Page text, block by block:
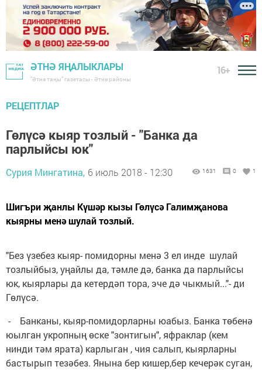
ӘТНӘ ЯҢАЛЫКЛАРЫ
"Әтнә таңы" газетасы - Әтнә районы
16+
РЕЦЕПТЛАР
Гөлүсә кыяр тозлый - "Банка да
парлыйсы юк"
Сурия Мингатина, 6 июль 2018 - 12:30 1631 0 1
Шигъри җанлы Күшәр кызы Гөлүсә Галимҗанова
кыярны менә шулай тозлый.
"Без үзебез кыяр- помидорны менә 3 ел инде шулай
тозлыйбыз, уңайлы да, тәмле дә, банка да парлыйсы
юк, кыярлары да кетердәп тора, эче дә чыкмый..."- ди
Гөлүсә.
- Банканы, кыяр-помидорларны юабыз. Банка төбенә
юылган укропның өске "зонтигын", яфраклар (кем
нинди тәм ярата) карлыган , чия салып, кыярларны
бастырып тезәбез. Янына бер кишер,бер кечерәк суган,